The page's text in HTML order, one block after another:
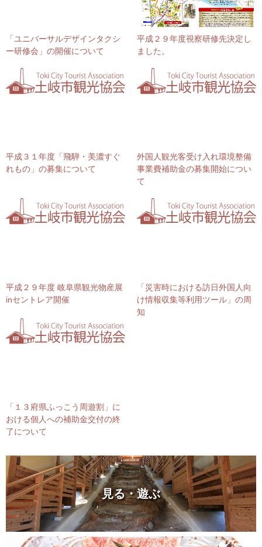
「ユニバーサルデザインタクシ
ー研修会」の開催について
平成２９年度視察研修先決定し
ました。
平成３１年度「飛騨・美濃すぐ
れもの」の募集について
外国人観光客受け入れ環境整備
事業費補助金の募集開始につい
て
平成２９年度 岐阜県観光物産展
inセントレア開催
「災害時における訪日外国人向
け情報収集等利用ツール」の周
知
「１３府県ふっこう周遊割」に
おける個人への補助金交付の終
了について
見る・遊ぶ